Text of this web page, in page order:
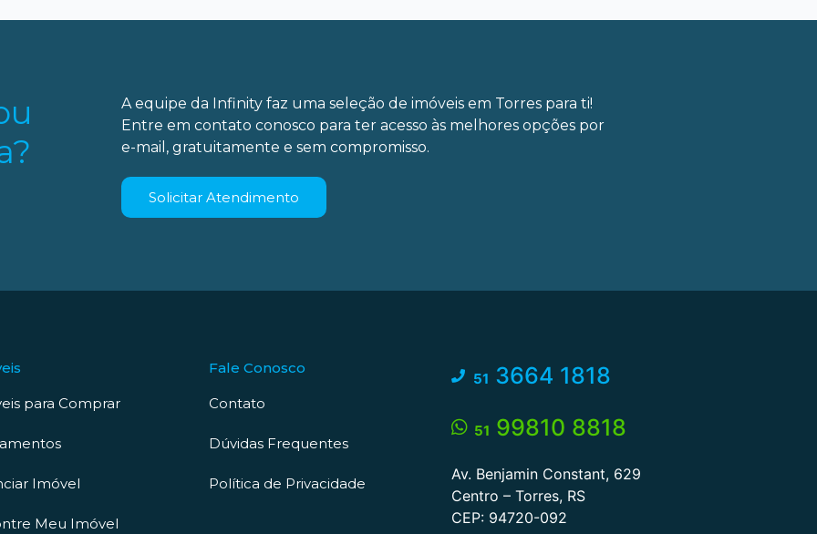
A equipe da Infinity faz uma seleção de imóveis em Torres para ti!
Entre em contato conosco para ter acesso às melhores opções por
e-mail, gratuitamente e sem compromisso.
Solicitar Atendimento
para Comprar
Imóvel
Meu Imóvel
Fale Conosco
Contato
Dúvidas Frequentes
Política de Privacidade
51 3664 1818
51 99810 8818
Av. Benjamin Constant, 629
Centro – Torres, RS
CEP: 94720-092